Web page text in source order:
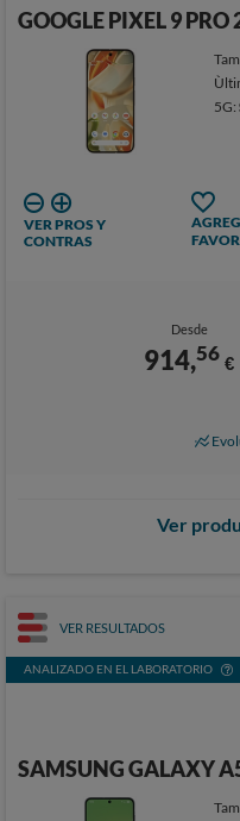
GOOGLE PIXEL 9 PRO
5G:
VER PROS Y
CONTRAS
Desde
914,56 €
Ver
VER RESULTADOS
ANALIZADO EN EL LABORATORIO
SAMSUNG GALAXY